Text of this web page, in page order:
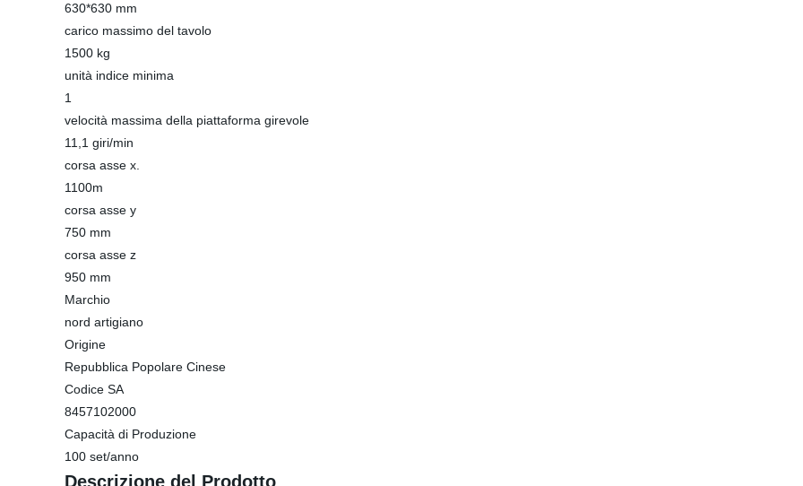
630*630 mm
carico massimo del tavolo
1500 kg
unità indice minima
1
velocità massima della piattaforma girevole
11,1 giri/min
corsa asse x.
1100m
corsa asse y
750 mm
corsa asse z
950 mm
Marchio
nord artigiano
Origine
Repubblica Popolare Cinese
Codice SA
8457102000
Capacità di Produzione
100 set/anno
Descrizione del Prodotto